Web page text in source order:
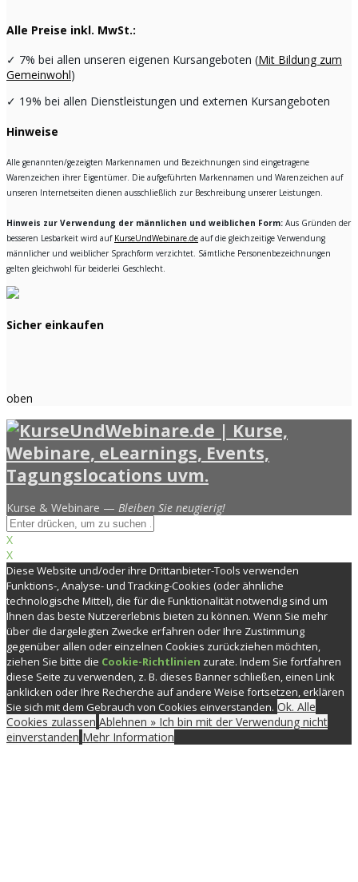
Alle Preise inkl. MwSt.:
✓ 7% bei allen unseren eigenen Kursangeboten (Mit Bildung zum
Gemeinwohl)
✓ 19% bei allen Dienstleistungen und externen Kursangeboten
Hinweise
Alle genannten/gezeigten Markennamen und Bezeichnungen sind eingetragene
Warenzeichen ihrer Eigentümer. Die aufgeführten Markennamen und Warenzeichen auf
unseren Internetseiten dienen ausschließlich zur Beschreibung unserer Leistungen.
Hinweis zur Verwendung der männlichen und weiblichen Form: Aus Gründen der
besseren Lesbarkeit wird auf KurseUndWebinare.de auf die gleichzeitige Verwendung
männlicher und weiblicher Sprachform verzichtet. Sämtliche Personenbezeichnungen
gelten gleichwohl für beiderlei Geschlecht.
Sicher einkaufen
oben
Kurse & Webinare — Bleiben Sie neugierig!
X
X
Diese Website und/oder ihre Drittanbieter-Tools verwenden
Funktions-, Analyse- und Tracking-Cookies (oder ähnliche
technologische Mittel), die für die Funktionalität notwendig sind um
Ihnen das beste Nutzererlebnis bieten zu können. Wenn Sie mehr
über die dargelegten Zwecke erfahren oder Ihre Zustimmung
gegenüber allen oder einzelnen Cookies zurückziehen möchten,
ziehen Sie bitte die Cookie-Richtlinien zurate. Indem Sie fortfahren
diese Seite zu verwenden, z. B. dieses Banner schließen, einen Link
anklicken oder Ihre Recherche auf andere Weise fortsetzen, erklären
Sie sich mit dem Gebrauch von Cookies einverstanden. Ok. Alle
Cookies zulassen Ablehnen » Ich bin mit der Verwendung nicht
einverstanden Mehr Information